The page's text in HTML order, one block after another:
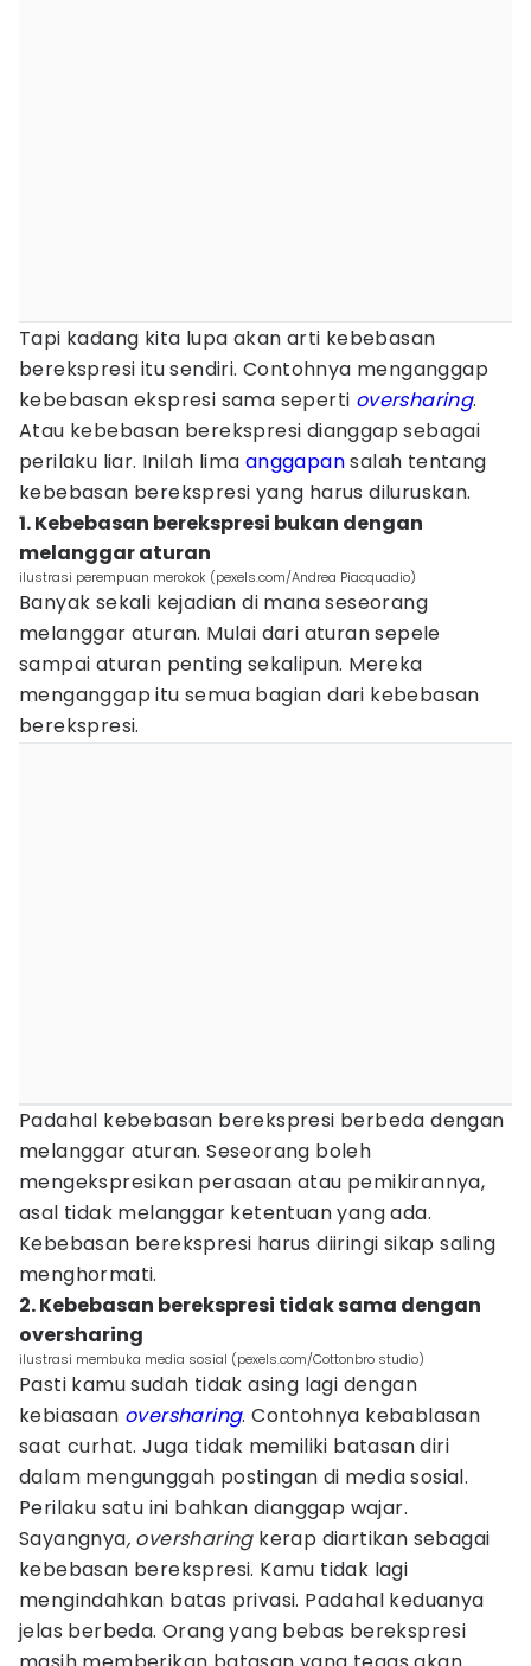
Tapi kadang kita lupa akan arti kebebasan
berekspresi itu sendiri. Contohnya menganggap
kebebasan ekspresi sama seperti oversharing.
Atau kebebasan berekspresi dianggap sebagai
perilaku liar. Inilah lima anggapansalah tentang
kebebasan berekspresi yang harus diluruskan.
1. Kebebasan berekspresi bukan dengan
melanggar aturan
ilustrasi perempuan merokok (pexels.com/Andrea Piacquadio)
Banyak sekali kejadian di mana seseorang
melanggar aturan. Mulai dari aturan sepele
sampai aturan penting sekalipun. Mereka
menganggap itu semua bagian dari kebebasan
berekspresi.
Padahal kebebasan berekspresi berbeda dengan
melanggar aturan. Seseorang boleh
mengekspresikan perasaan atau pemikirannya,
asal tidak melanggar ketentuan yang ada.
Kebebasan berekspresi harus diiringi sikap saling
menghormati.
2. Kebebasan berekspresi tidak sama dengan
oversharing
ilustrasi membuka media sosial (pexels.com/Cottonbro studio)
Pasti kamu sudah tidak asing lagi dengan
kebiasaan oversharing. Contohnya kebablasan
saat curhat. Juga tidak memiliki batasan diri
dalam mengunggah postingan di media sosial.
Perilaku satu ini bahkan dianggap wajar.
Sayangnya, oversharingkerap diartikan sebagai
kebebasan berekspresi. Kamu tidak lagi
mengindahkan batas privasi. Padahal keduanya
jelas berbeda. Orang yang bebas berekspresi